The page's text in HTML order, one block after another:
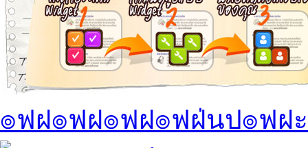
๏ฟฝ๏ฟฝ๏ฟฝ๏ฟฝ่นป๏ฟฝ